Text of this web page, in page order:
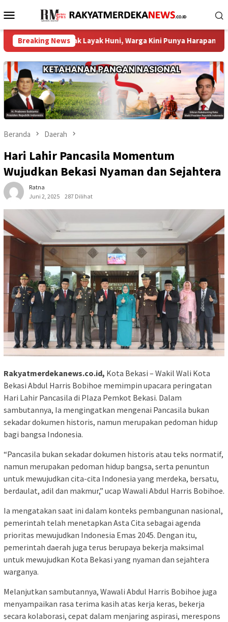
ke
Menu
Mobile
Breaking News
Tak Layak Huni, Warga Kini Punya Harapan Baru
Beranda Daerah
Hari Lahir Pancasila Momentum
Wujudkan Bekasi Nyaman dan Sejahtera
Ratna
Juni 2, 2025
287 Dilihat
Rakyatmerdekanews.co.id, Kota Bekasi – Wakil Wali Kota
Bekasi Abdul Harris Bobihoe memimpin upacara peringatan
Hari Lahir Pancasila di Plaza Pemkot Bekasi. Dalam
sambutannya, Ia mengingatkan mengenai Pancasila bukan
sekadar dokumen historis, namun merupakan pedoman hidup
bagi bangsa Indonesia.
“Pancasila bukan sekadar dokumen historis atau teks normatif,
namun merupakan pedoman hidup bangsa, serta penuntun
untuk mewujudkan cita-cita Indonesia yang merdeka, bersatu,
berdaulat, adil dan makmur,” ucap Wawali Abdul Harris Bobihoe.
Ia mengatakan saat ini dalam konteks pembangunan nasional,
pemerintah telah menetapkan Asta Cita sebagai agenda
prioritas mewujudkan Indonesia Emas 2045. Dengan itu,
pemerintah daerah juga terus berupaya bekerja maksimal
untuk mewujudkan Kota Bekasi yang nyaman dan sejahtera
warganya.
Melanjutkan sambutannya, Wawali Abdul Harris Bobihoe juga
menyampaikan rasa terima kasih atas kerja keras, bekerja
secara kolaborasi, cepat dalam menjaring aspirasi, merespons